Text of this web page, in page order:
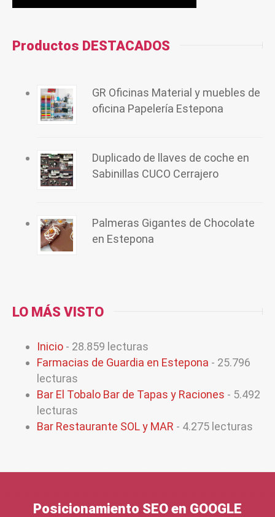
Productos DESTACADOS
GR Oficinas Material y muebles de
oficina Papelería Estepona
Duplicado de llaves de coche en
Sabinillas CUCO Cerrajero
Palmeras Gigantes de Chocolate
en Estepona
LO MÁS VISTO
Inicio - 28.859 lecturas
Farmacias de Guardia en Estepona - 25.796
lecturas
Bar El Tobalo Bar de Tapas y Raciones - 5.492
lecturas
Bar Restaurante SOL y MAR - 4.275 lecturas
Posicionamiento SEO en GOOGLE